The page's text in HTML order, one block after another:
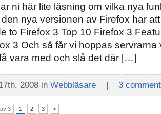
ni här lite läsning om vilka nya
nya versionen av Firefox har
to Firefox 3 Top 10 Firefox 3
3 Och så får vi hoppas
vara med och slå det där […]
2008 in Webbläsare | 3
3 1 2 3 >